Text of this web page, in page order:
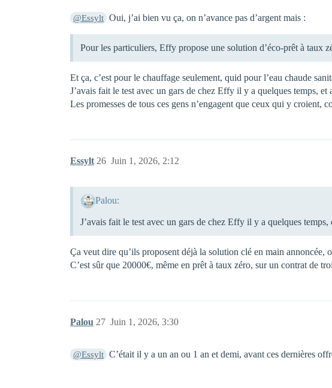
@Essylt Oui, j’ai bien vu ça, on n’avance pas d’argent mais :
Pour les particuliers, Effy propose une solution d’éco-prêt à taux
Et ça, c’est pour le chauffage seulement, quid pour l’eau chaude
J’avais fait le test avec un gars de chez Effy il y a quelques temps,
Les promesses de tous ces gens n’engagent que ceux qui y croient,
Essylt Juin 1, 2026, 2:12
26
Palou:
J’avais fait le test avec un gars de chez Effy il y a quelques
Ça veut dire qu’ils proposent déjà la solution clé en main annoncée,
C’est sûr que 20000€, même en prêt à taux zéro, sur un contrat de
Palou Juin 1, 2026, 3:30
27
@Essylt C’était il y a un an ou 1 an et demi, avant ces dernières